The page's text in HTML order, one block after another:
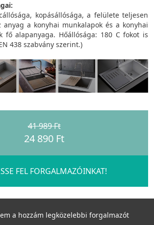
kopásállósága, a felülete teljesen
anyag a konyhai munkalapok és a konyhai
fő alapanyaga. Hőállósága: 180 C fokot is
438 szabvány szerint.)
41 989 Ft
24 890 Ft
FEL FORGALMAZÓINKAT!
a hozzám legközelebbi forgalmazót